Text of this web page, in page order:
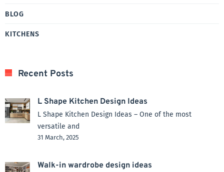
BLOG
KITCHENS
Recent Posts
L Shape Kitchen Design Ideas
L Shape Kitchen Design Ideas – One of the most
versatile and
31 March, 2025
Walk-in wardrobe design ideas